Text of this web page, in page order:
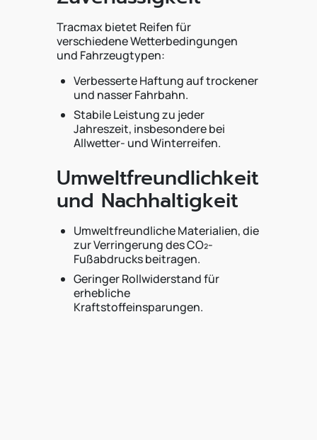
Tracmax bietet Reifen für
verschiedene Wetterbedingungen
und Fahrzeugtypen:
Verbesserte Haftung auf trockener
und nasser Fahrbahn.
Stabile Leistung zu jeder
Jahreszeit, insbesondere bei
Allwetter- und Winterreifen.
Umweltfreundlichkeit
und Nachhaltigkeit
Umweltfreundliche Materialien, die
zur Verringerung des CO₂-
Fußabdrucks beitragen.
Geringer Rollwiderstand für
erhebliche
Kraftstoffeinsparungen.